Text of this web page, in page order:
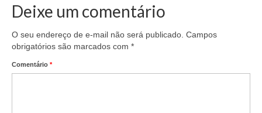
FIQUE POR DENTRO
Deixe um comentário
O seu endereço de e-mail não será publicado. Campos
obrigatórios são marcados com *
Comentário *